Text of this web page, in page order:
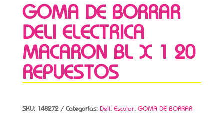
GOMA DE BORRAR
DELI ELECTRICA
MACARON BL X 1 20
REPUESTOS
SKU: 148272 Categorías: Deli, Escolar, GOMA DE BORRAR